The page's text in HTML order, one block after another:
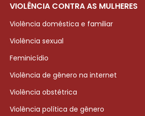
VIOLÊNCIA CONTRA AS MULHERES
Violência doméstica e familiar
Violência sexual
Feminicídio
Violência de gênero na internet
Violência obstétrica
Violência política de gênero